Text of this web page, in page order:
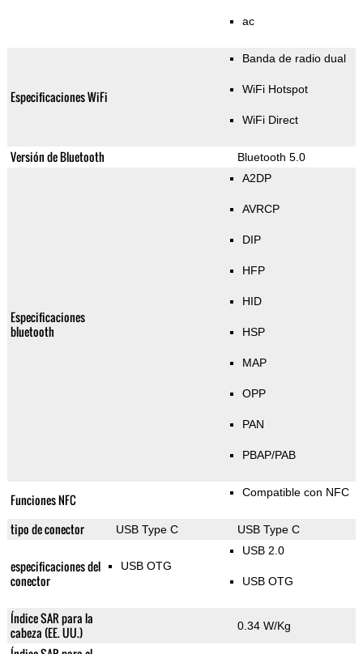
ac
Especificaciones WiFi
Banda de radio dual
WiFi Hotspot
WiFi Direct
Versión de Bluetooth Bluetooth 5.0
Especificaciones
bluetooth
A2DP
AVRCP
DIP
HFP
HID
HSP
MAP
OPP
PAN
PBAP/PAB
Funciones NFC Compatible con NFC
tipo de conector USB Type C USB Type C
especificaciones del
conector
USB OTG
USB 2.0
USB OTG
Índice SAR para la
cabeza (EE. UU.)
0.34 W/Kg